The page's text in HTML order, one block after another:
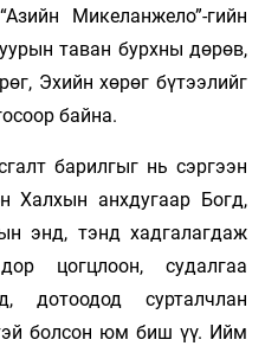
Микеланжело”-гийн
таван бурхны дөрөв,
Эхийн хөрөг бүтээлийг
байна.
барилгыг нь сэргээн
Халхын анхдугаар Богд,
энд, тэнд хадгалагдаж
цогцлоон, судалгаа
дотоо­дод сурталчлан
болсон юм биш үү. Ийм